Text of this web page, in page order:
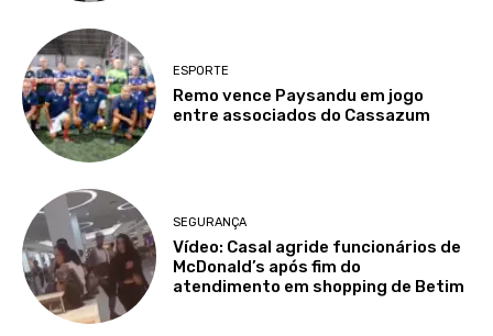
ESPORTE
Remo vence Paysandu em jogo
entre associados do Cassazum
SEGURANÇA
Vídeo: Casal agride funcionários de
McDonald’s após fim do
atendimento em shopping de Betim